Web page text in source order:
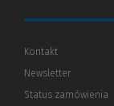
Kontakt
Newsletter
Status zamówienia